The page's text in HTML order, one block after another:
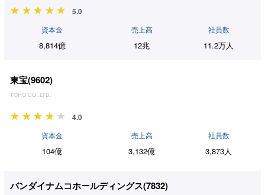
5.0
資本金
8,814億
売上高
12兆
社員数
11.2万人
東宝(9602)
TOHO CO.,LTD.
4.0
資本金
104億
売上高
3,132億
社員数
3,873人
バンダイナムコホールディングス(7832)